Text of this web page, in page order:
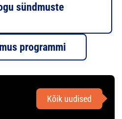
sündmuste
programmi
Kõik uudised